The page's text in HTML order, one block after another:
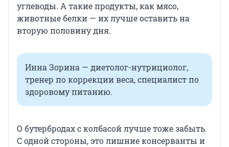
углеводы. А такие продукты, как мясо,
животные белки — их лучше оставить на
вторую половину дня.
Инна Зорина — диетолог-нутрициолог,
тренер по коррекции веса, специалист по
здоровому питанию.
О бутербродах с колбасой лучше тоже забыть.
С одной стороны, это лишние консерванты и